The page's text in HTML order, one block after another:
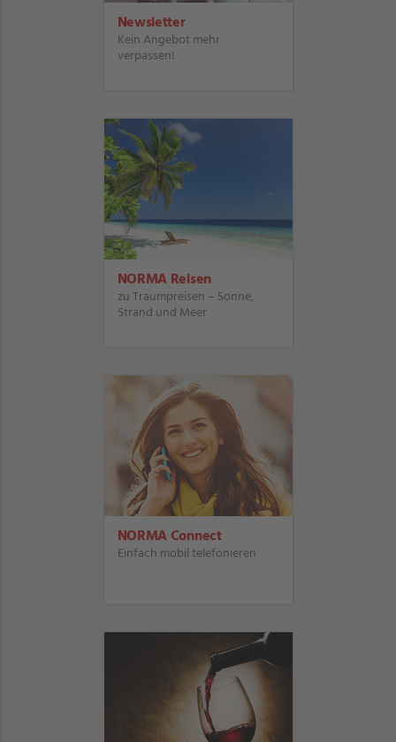
Newsletter
Kein Angebot mehr
verpassen!
NORMA Reisen
zu Traumpreisen – Sonne,
Strand und Meer
NORMA Connect
Einfach mobil telefonieren